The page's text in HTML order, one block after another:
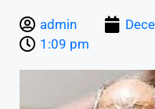
admin
1:09 pm